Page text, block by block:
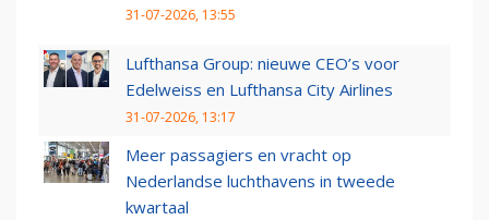
31-07-2026, 13:55
Lufthansa Group: nieuwe CEO’s voor
Edelweiss en Lufthansa City Airlines
31-07-2026, 13:17
Meer passagiers en vracht op
Nederlandse luchthavens in tweede
kwartaal